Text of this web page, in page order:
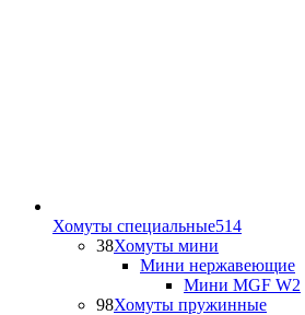
Хомуты специальные514
38Хомуты мини
Мини нержавеющие
Мини MGF W2
98Хомуты пружинные